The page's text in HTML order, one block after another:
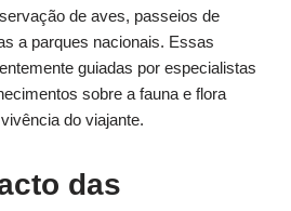
de aves, passeios de
a parques nacionais. Essas
guiadas por especialistas
sobre a fauna e flora
do viajante.
das